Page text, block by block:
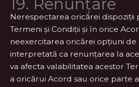
19. Renunțare
Nerespectarea oricărei dispoziții
Termeni și Condiții și în orice
neexercitarea oricărei opțiuni de
interpretată ca renunțarea la
va afecta valabilitatea acestor
a oricărui Acord sau orice parte a